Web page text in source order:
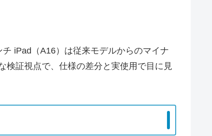
iPad（A16）は従来モデルからのマイナ
検証視点で、仕様の差分と実使用で目に見